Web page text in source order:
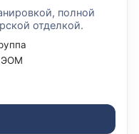
полной
отделкой.
ЭОМ